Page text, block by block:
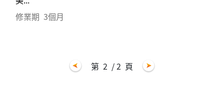
修業期 3個月
第 2 / 2 頁